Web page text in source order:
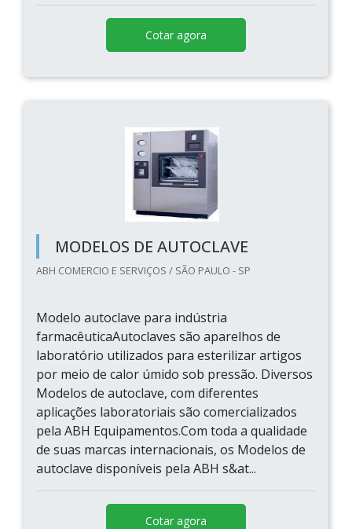
Cotar agora
MODELOS DE AUTOCLAVE
ABH COMERCIO E SERVIÇOS / SÃO PAULO - SP
Modelo autoclave para indústria
farmacêuticaAutoclaves são aparelhos de
laboratório utilizados para esterilizar artigos
por meio de calor úmido sob pressão. Diversos
Modelos de autoclave, com diferentes
aplicações laboratoriais são comercializados
pela ABH Equipamentos.Com toda a qualidade
de suas marcas internacionais, os Modelos de
autoclave disponíveis pela ABH s&at...
Cotar agora